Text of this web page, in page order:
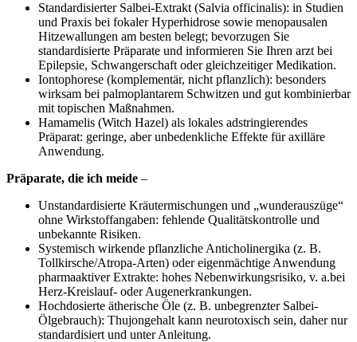
Standardisierter Salbei-Extrakt ⁢(Salvia officinalis): in Studien
und Praxis bei fokaler Hyperhidrose sowie menopausalen
Hitzewallungen am besten belegt; bevorzugen Sie
standardisierte Präparate und informieren Sie Ihren arzt bei
Epilepsie, Schwangerschaft oder gleichzeitiger Medikation.
Iontophorese (komplementär, nicht pflanzlich): besonders
wirksam bei palmoplantarem⁤ Schwitzen und gut kombinierbar
‍mit ⁤topischen Maßnahmen.
Hamamelis ⁤(Witch​ Hazel) als lokales adstringierendes
Präparat: geringe, ⁣aber unbedenkliche Effekte für axilläre
Anwendung.
Präparate, die ich ⁣meide –
Unstandardisierte Kräutermischungen und „wunderauszüge“
ohne Wirkstoffangaben: fehlende Qualitätskontrolle und
unbekannte Risiken.
Systemisch wirkende pflanzliche Anticholinergika (z. B.
Tollkirsche/Atropa-Arten) oder eigenmächtige Anwendung
pharmaaktiver Extrakte:⁢ hohes Nebenwirkungsrisiko, v. a.bei
Herz-Kreislauf- oder Augenerkrankungen.
Hochdosierte ätherische Öle (z. B. unbegrenzter Salbei-
Ölgebrauch): ‌Thujongehalt kann⁣ neurotoxisch sein, daher nur
standardisiert und ‍unter Anleitung.